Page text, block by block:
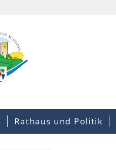
Rathaus und Politik